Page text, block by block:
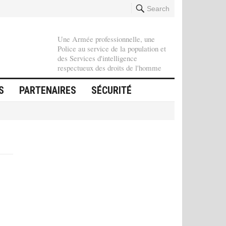
Search
Une Armée professionnelle, une
Police au service de la population et
des Services d'intelligence
respectueux des droits de l'homme
PARTENAIRES SÉCURITÉ